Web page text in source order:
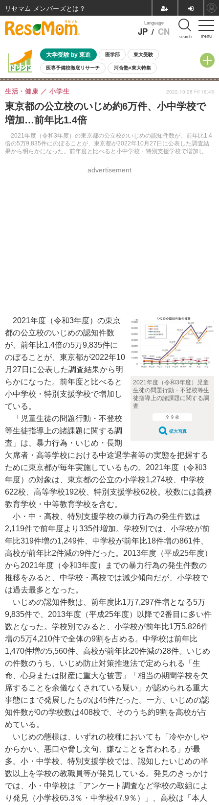
menu
Language
JP / CN search
大学受験 by 東進 医学部 東大受験
医専予備校徹底リサーチ 河合塾×東大特集
親子で考える大学選び 高校受験 中学受験 小学校受験
共通テスト 夏休み
8月開催イベント・WS 全国公立高校 過去問 人気記事
自由研究教材（小学生向け）
東京都の公立校のいじめ約6万件、小中学校で
増加…前年比1.4倍
2021年度（令和3年度）の東京都の公立校のいじめの認知件数が、前年比1.4
倍の5万9,835件にのぼることが、東京都が2022年10月27日に公表した調査結
果から明らかになった。前年度と比べると小中学校・特別支援学校で増加して
生活・健康 小学生
advertisement
2022.10.28 Fri 16:45
2021年度（令和3年度）児童
生徒の問題行動・不登校等生
徒指導上の諸課題に関する調
査
全 9 枚
拡大写真
2021年度（令和3年度）の東京
都の公立校のいじめの認知件数
が、前年比1.4倍の5万9,835件に
のぼることが、東京都が2022年10
月27日に公表した調査結果から明
らかになった。前年度と比べると
小中学校・特別支援学校で増加し
ている。
「児童生徒の問題行動・不登校
等生徒指導上の諸課題に関する調
査」は、暴力行為・いじめ・長期
欠席者・高等学校における中途退学者等の実態を把握する
ために東京都が毎年実施しているもの。2021年度（令和3
年度）の対象は、東京都の公立の小学校1,274校、中学校
622校、高等学校192校、特別支援学校62校。校数には義務
教育学校・中等教育学校を含む。
小・中・高校、特別支援学校の暴力行為の発生件数は
2,119件で前年度より335件増加。学校別では、小学校が前
年比319件増の1,249件、中学校が前年比18件増の861件、
高校が前年比2件減の9件だった。2013年度（平成25年度）
から2021年度（令和3年度）までの暴力行為の発生件数の
推移をみると、中学校・高校では減少傾向だが、小学校で
は過去最多となった。
いじめの認知件数は、前年度比1万7,297件増となる5万
9,835件で、2013年度（平成25年度）以降で2番目に多い件
数となった。学校別でみると、小学校が前年比1万5,826件
増の5万4,210件で全体の9割を占める。中学校は前年比
1,470件増の5,560件、高校が前年比20件減の28件。いじめ
の件数のうち、いじめ防止対策推進法で定められる「生
命、心身または財産に重大な被害」「相当の期間学校を欠
席することを余儀なくされている疑い」が認められる重大
事態にまで発展したものは45件だった。一方、いじめの認
知件数が0の学校数は408校で、そのうち約9割を高校が占
めている。
いじめの態様は、いずれの校種においても「冷やかしや
からかい、悪口や脅し文句、嫌なことを言われる」が最
多。小・中学校、特別支援学校では、認知したいじめの半
数以上を学校の教職員等が発見している。発見のきっかけ
では、小・中学校は「アンケート調査など学校の取組によ
り発見（小学校65.3％・中学校47.9％）」、高校は「本人
リセマム メンバーズ